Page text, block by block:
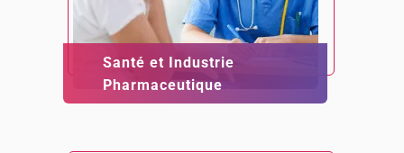
Santé et Industrie
Pharmaceutique